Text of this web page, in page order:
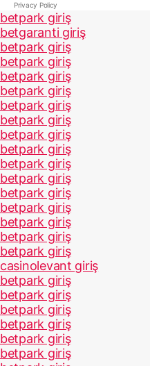
Privacy Policy
betpark giriş
betgaranti giriş
betpark giriş
betpark giriş
betpark giriş
betpark giriş
betpark giriş
betpark giriş
betpark giriş
betpark giriş
betpark giriş
betpark giriş
betpark giriş
betpark giriş
betpark giriş
betpark giriş
betpark giriş
casinolevant giriş
betpark giriş
betpark giriş
betpark giriş
betpark giriş
betpark giriş
betpark giriş